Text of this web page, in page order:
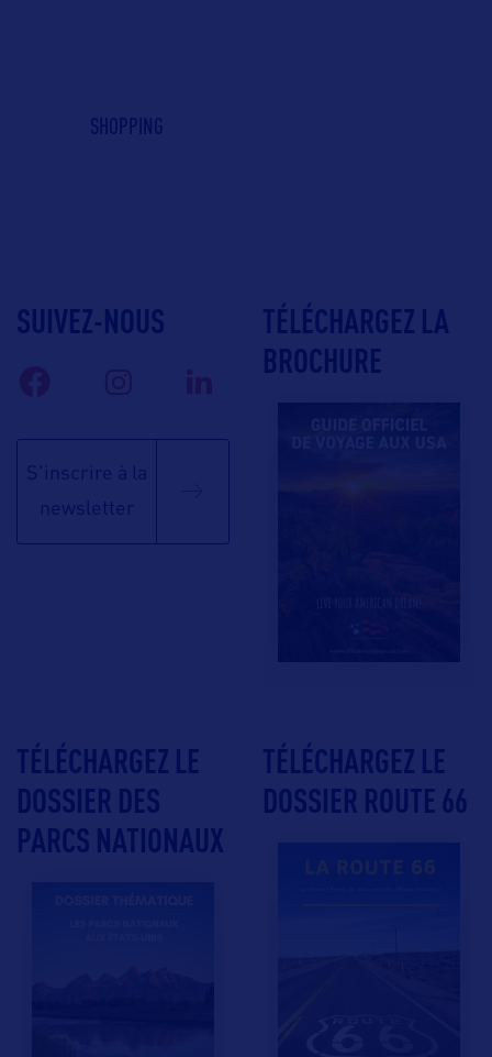
SHOPPING
SUIVEZ-NOUS
S'inscrire à la
newsletter
TÉLÉCHARGEZ LA
BROCHURE
TÉLÉCHARGEZ LE
DOSSIER DES
PARCS NATIONAUX
TÉLÉCHARGEZ LE
DOSSIER ROUTE 66